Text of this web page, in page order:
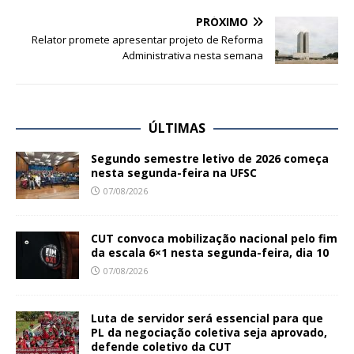
PRÓXIMO
Relator promete apresentar projeto de Reforma
Administrativa nesta semana
ÚLTIMAS
Segundo semestre letivo de 2026 começa
nesta segunda-feira na UFSC
07/08/2026
CUT convoca mobilização nacional pelo fim
da escala 6×1 nesta segunda-feira, dia 10
07/08/2026
Luta de servidor será essencial para que
PL da negociação coletiva seja aprovado,
defende coletivo da CUT